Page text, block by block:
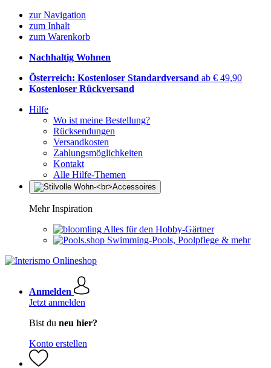
zur Navigation
zum Inhalt
zum Warenkorb
Nachhaltig Wohnen
Österreich: Kostenloser Standardversand ab € 49,90
Kostenloser Rückversand
Hilfe
Wo ist meine Bestellung?
Rücksendungen
Versandkosten
Zahlungsmöglichkeiten
Kontakt
Alle Hilfe-Themen
Mehr Inspiration
Alles für den Hobby-Gärtner
Swimming-Pools, Poolpflege & mehr
Anmelden
Jetzt anmelden
Bist du neu hier?
Konto erstellen